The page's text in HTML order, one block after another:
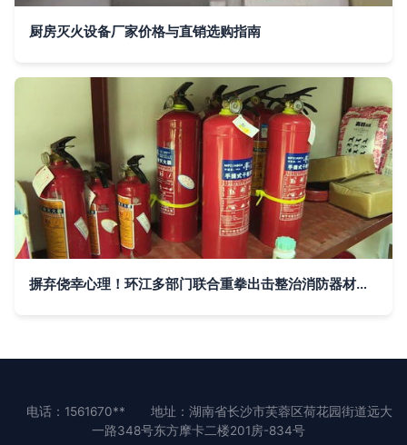
厨房灭火设备厂家价格与直销选购指南
摒弃侥幸心理！环江多部门联合重拳出击整治消防器材销售市场
电话：1561670**
地址：湖南省长沙市芙蓉区荷花园街道远大
一路348号东方摩卡二楼201房-834号